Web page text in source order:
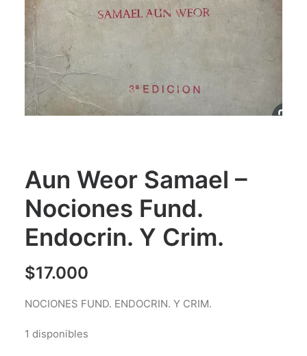
CONTACTO
LOGIN / REGISTER
CART
Aun Weor Samael –
Nociones Fund.
Endocrin. Y Crim.
$17.000
NOCIONES FUND. ENDOCRIN. Y CRIM.
1 disponibles